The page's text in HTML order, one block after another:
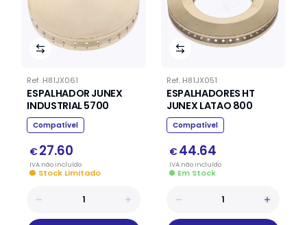
Ref. H81JX061
ESPALHADOR JUNEX
INDUSTRIAL 5700
Compatível
€ 27.60
IVA nãoincluído
Stock Limitado
Ref. H81JX051
ESPALHADORES HT
JUNEX LATAO 800
Compatível
€ 44.64
IVA nãoincluído
Em Stock